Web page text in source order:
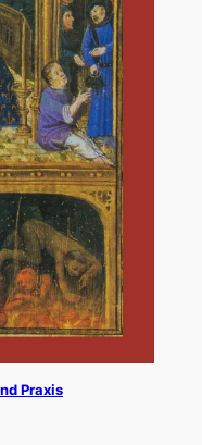
Praxis